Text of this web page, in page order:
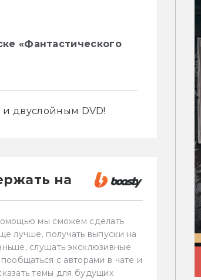
«Фантастического
двуслойным DVD!
на
мы сможем сделать
лучше, получать выпуски на
слушать эксклюзивные
с авторами в чате и
темы для будущих